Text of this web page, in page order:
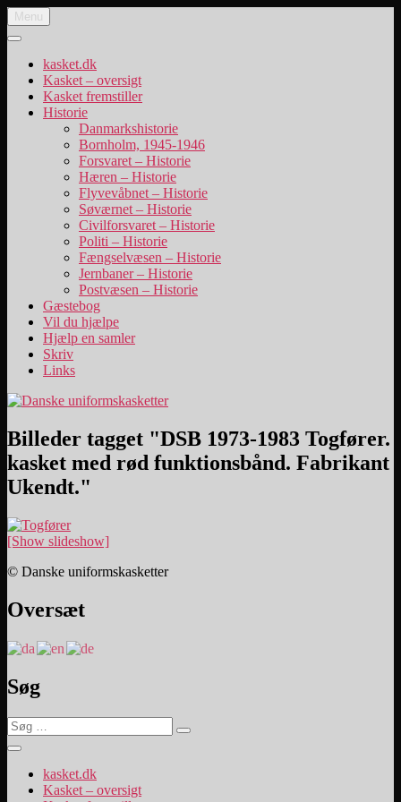
Videre
til
indhold
Danske uniformskasketter
uniformskasketter og lidt historie
Menu
kasket.dk
Kasket – oversigt
Kasket fremstiller
Historie
Danmarkshistorie
Bornholm, 1945-1946
Forsvaret – Historie
Hæren – Historie
Flyvevåbnet – Historie
Søværnet – Historie
Civilforsvaret – Historie
Politi – Historie
Fængselvæsen – Historie
Jernbaner – Historie
Postvæsen – Historie
Gæstebog
Vil du hjælpe
Hjælp en samler
Skriv
Links
Billeder tagget "DSB 1973-1983 Togfører.
kasket med rød funktionsbånd. Fabrikant
Ukendt."
[Show slideshow]
© Danske uniformskasketter
Oversæt
Søg
Søg
efter:
Søg
kasket.dk
Kasket – oversigt